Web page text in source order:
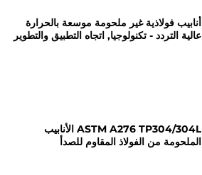
أنابيب فولاذية غير ملحومة موسعة بالحرارة
عالية التردد - تكنولوجيا, اتجاه التطبيق والتطوير
ASTM A276 TP304/304L الأنابيب
الملحومة من الفولاذ المقاوم للصدأ